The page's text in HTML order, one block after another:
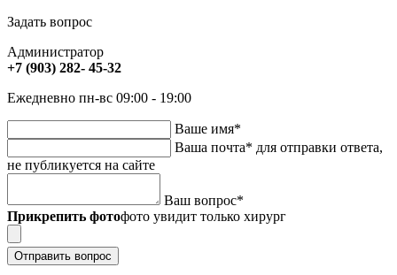
Задать вопрос
Администратор
+7 (903) 282- 45-32
Ежедневно пн-вс 09:00 - 19:00
Ваше имя*
Ваша почта* для отправки ответа,
не публикуется на сайте
Ваш вопрос*
Прикрепить фотофото увидит только хирург
Отправить вопрос